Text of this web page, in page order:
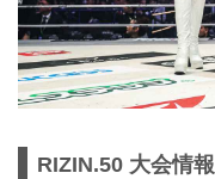
RIZIN.50 大会情報